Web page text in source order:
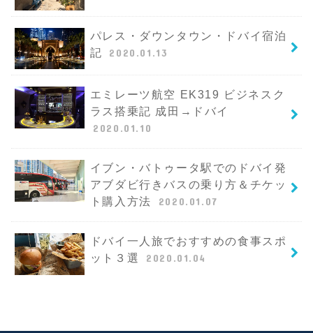
パレス・ダウンタウン・ドバイ宿泊
記
2020.01.13
エミレーツ航空 EK319 ビジネスク
ラス搭乗記 成田→ドバイ
2020.01.10
イブン・バトゥータ駅でのドバイ発
アブダビ行きバスの乗り方＆チケッ
ト購入方法
2020.01.07
ドバイ一人旅でおすすめの食事スポ
ット３選
2020.01.04